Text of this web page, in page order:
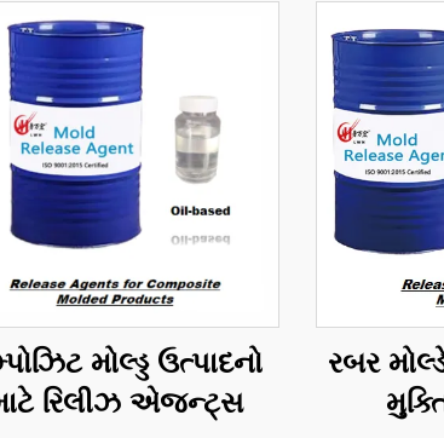
મોલ્ડ્ડ ઉત્પાદનો
રિલીઝ એજન્ટ્સ
રબર